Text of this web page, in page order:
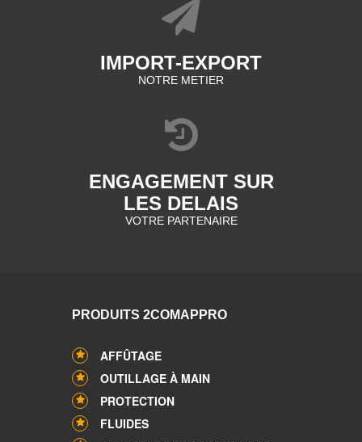
IMPORT-EXPORT
NOTRE METIER
ENGAGEMENT SUR
LES DELAIS
VOTRE PARTENAIRE
PRODUITS 2COMAPPRO
AFFÛTAGE
OUTILLAGE À MAIN
PROTECTION
FLUIDES